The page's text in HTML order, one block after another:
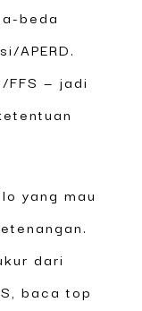
beda
APERD.
FFS — jadi
yang mau
dari
baca top